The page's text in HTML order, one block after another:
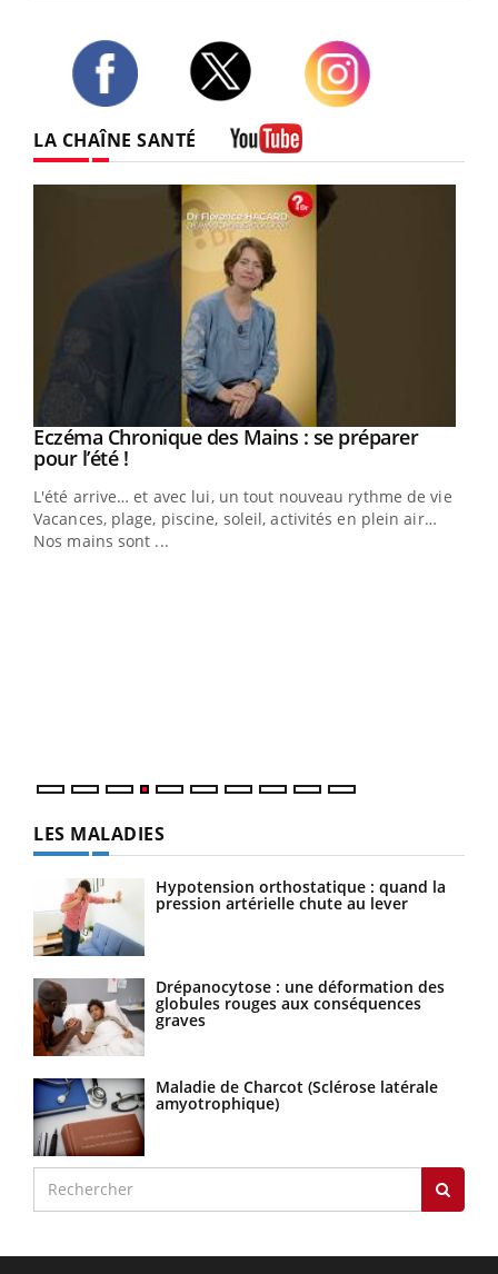
LA CHAÎNE SANTÉ
Youtube
Eczéma Chronique des Mains : se préparer
pour l’été !Youtube
L'été arrive… et avec lui, un tout nouveau rythme de vie !
Vacances, plage, piscine, soleil, activités en plein air…
Nos mains sont ...
LES MALADIES
Hypotension orthostatique : quand la
pression artérielle chute au lever
Drépanocytose : une déformation des
globules rouges aux conséquences
graves
Maladie de Charcot (Sclérose latérale
amyotrophique)